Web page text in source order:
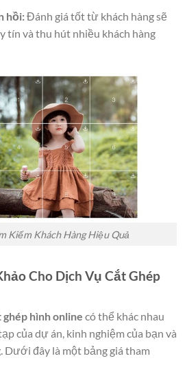
hồi:Đánh giá tốt từ khách hàng sẽ
tín và thu hút nhiều khách hàng
Kiếm Khách Hàng Hiệu Quả
Cho Dịch Vụ Cắt Ghép
ghép hình online có thể khác nhau
của dự án, kinh nghiệm của bạn và
Dưới đây là một bảng giá tham